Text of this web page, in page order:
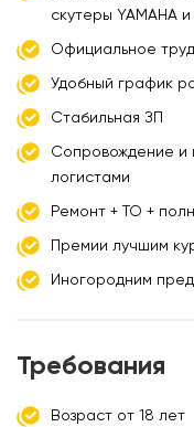
скутеры YAMAHA
Официальное
Удобный график
Стабильная ЗП
Сопровождение и
логистами
Ремонт + ТО +
Премии лучшим
Иногородним
Требования
Возраст от 18 лет